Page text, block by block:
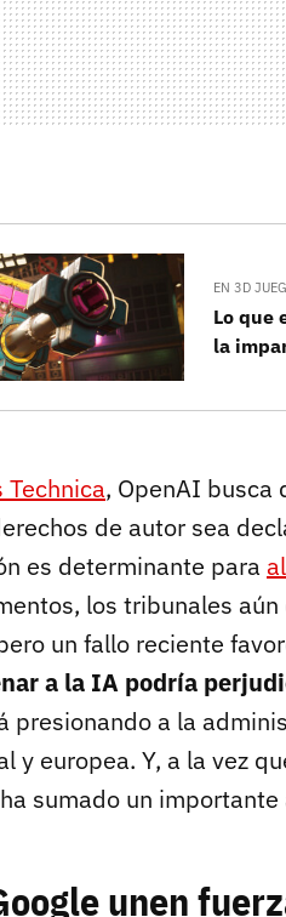
EN 3D
Lo que
la
Technica, OpenAI busca
de autor sea
es determinante para
los tribunales
un fallo reciente
a la IA podría
presionando a la
y europea. Y, a la vez
sumado un
unen